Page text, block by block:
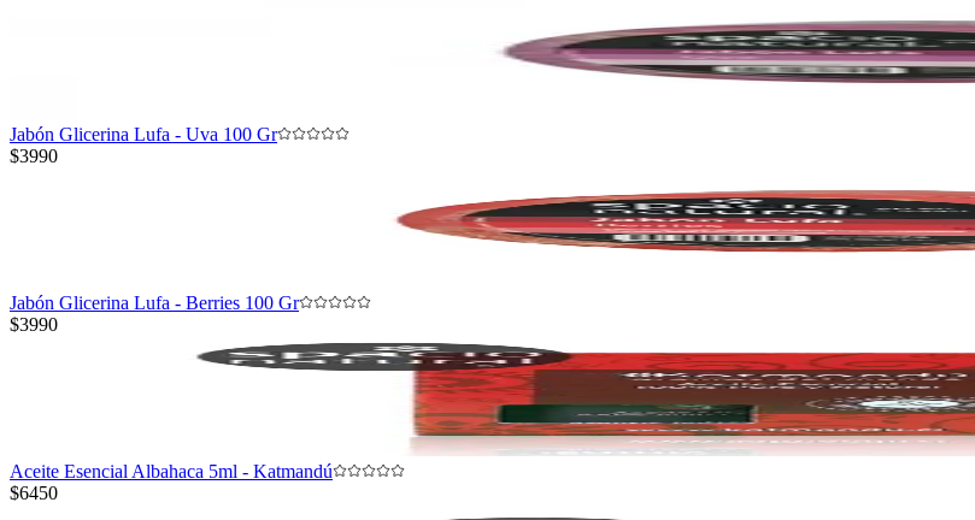
Jabón Glicerina Lufa - Uva 100 Gr
$3990
Jabón Glicerina Lufa - Berries 100 Gr
$3990
Aceite Esencial Albahaca 5ml - Katmandú
$6450